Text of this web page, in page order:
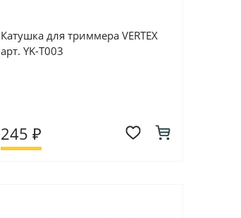
Катушка для триммера VERTEX
арт. YK-T003
245 ₽